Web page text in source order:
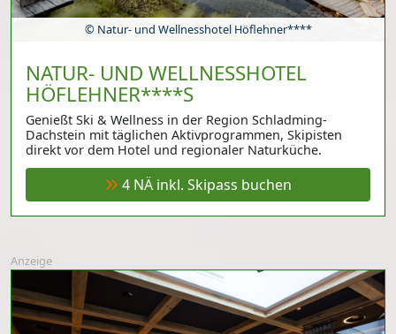
© Natur- und Wellnesshotel Höflehner****
NATUR- UND WELLNESSHOTEL
HÖFLEHNER****S
Genießt Ski & Wellness in der Region Schladming-
Dachstein mit täglichen Aktivprogrammen, Skipisten
direkt vor dem Hotel und regionaler Naturküche.
4 NÄ inkl. Skipass buchen
Anzeige